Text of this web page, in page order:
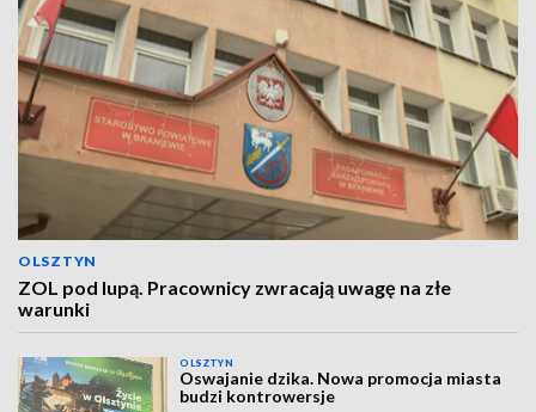
OLSZTYN
ZOL pod lupą. Pracownicy zwracają uwagę na złe
warunki
OLSZTYN
Oswajanie dzika. Nowa promocja miasta
budzi kontrowersje